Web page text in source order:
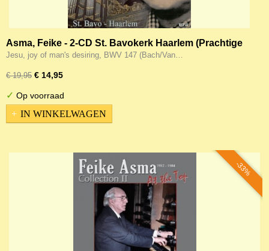
Asma, Feike - 2-CD St. Bavokerk Haarlem (Prachtige
opname; 155 minuten!)
Jesu, joy of man's desiring, BWV 147 (Bach/Van…
€ 19,95 € 14,95
✓ Op voorraad
IN WINKELWAGEN
-33%